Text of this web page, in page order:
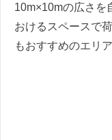
10m×10mの広さを
おけるスペースで
もおすすめのエリア